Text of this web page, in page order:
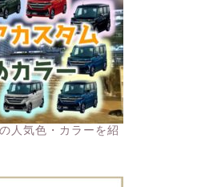
人気色・カラーを紹